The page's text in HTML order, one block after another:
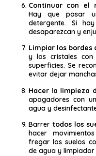
Continuar con el
Hay que pasar
detergente. Si
desaparezcan y
Limpiar los bordes
y los cristales con
superficies. Se
evitar dejar
Hacer la limpieza
apagadores con
agua y
Barrer todos los
hacer
fregar los suelos
de agua y limpiador